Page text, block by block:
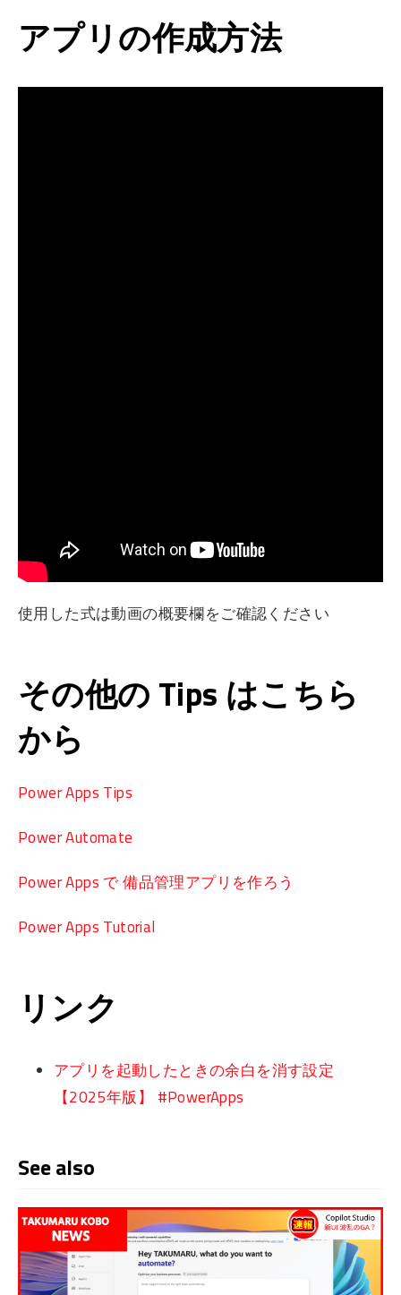
アプリの作成方法
使用した式は動画の概要欄をご確認ください
その他の Tips はこちら
から
Power Apps Tips
Power Automate
Power Apps で 備品管理アプリを作ろう
Power Apps Tutorial
リンク
アプリを起動したときの余白を消す設定
【2025年版】 #PowerApps
See also